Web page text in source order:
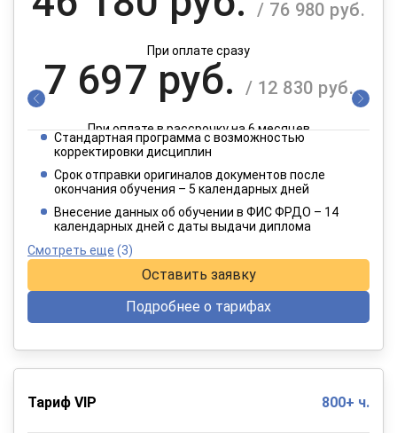
/ 76 980 руб.
При оплате сразу
7 697 руб. / 12 830 руб.
При оплате в рассрочку на 6 месяцев
3 849 руб.
При оплате в рассрочку на 12 месяцев
Стандартная программа с возможностью
корректировки дисциплин
Срок отправки оригиналов документов после
окончания обучения – 5 календарных дней
Внесение данных об обучении в ФИС ФРДО – 14
календарных дней с даты выдачи диплома
Смотреть еще (3)
Оставить заявку
Подробнее о тарифах
Тариф VIP 800+ ч.